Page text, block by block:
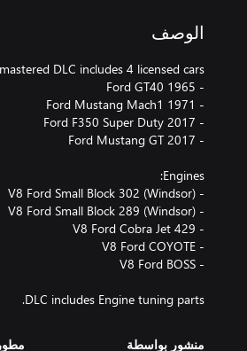
الوصف
DLC includes Engine tuning parts.
منشور بواسطة